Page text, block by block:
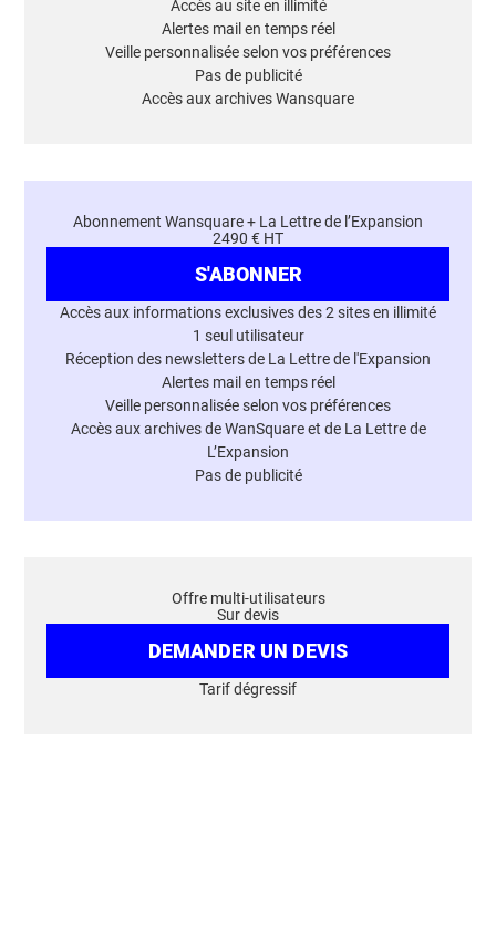
Accès au site en illimité
Alertes mail en temps réel
Veille personnalisée selon vos préférences
Pas de publicité
Accès aux archives Wansquare
Abonnement Wansquare + La Lettre de l’Expansion
2490 € HT
S'ABONNER
Accès aux informations exclusives des 2 sites en illimité
1 seul utilisateur
Réception des newsletters de La Lettre de l'Expansion
Alertes mail en temps réel
Veille personnalisée selon vos préférences
Accès aux archives de WanSquare et de La Lettre de
L’Expansion
Pas de publicité
Offre multi-utilisateurs
Sur devis
DEMANDER UN DEVIS
Tarif dégressif